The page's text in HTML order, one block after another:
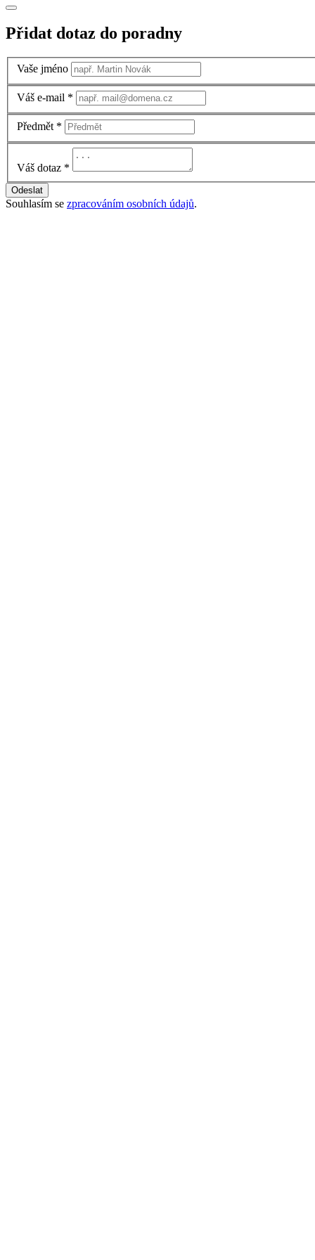
Přidat dotaz do poradny
Vaše jméno
Váš e-mail *
Předmět *
Váš dotaz *
Odeslat
Souhlasím se zpracováním osobních údajů.